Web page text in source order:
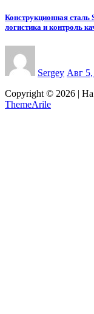
Конструкционная сталь
логистика и контроль
Sergey Авг 5,
Copyright © 2026 |
ThemeArile